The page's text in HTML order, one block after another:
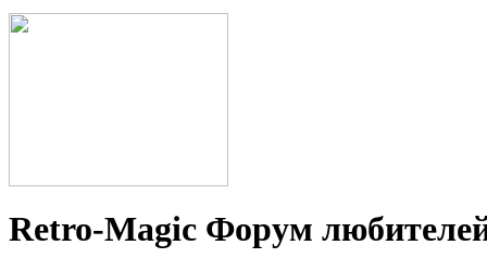
Retro-Magic Форум